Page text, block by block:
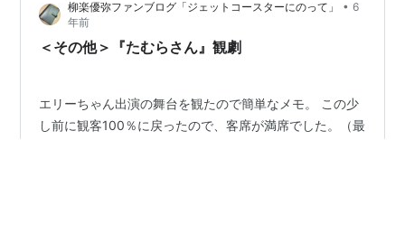
だったのでしょう？ 「彼だったから、というのが最大の
理由ですね。私は一人が好きだし、仕事も好き。むしろ
晩婚タイプだった…
柳楽優弥ファンブログ「ジェットコースターにのって」 • 6
年前
＜その他＞『たむらさん』観劇